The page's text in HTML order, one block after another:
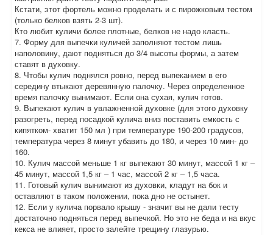
Кстати, этот фортель можно проделать и с пирожковым тестом
(только белков взять 2-3 шт).
Кто любит куличи более плотные, белков не надо класть.
7. Форму для выпечки куличей заполняют тестом лишь
наполовину, дают подняться до 3/4 высоты формы, а затем
ставят в духовку.
8. Чтобы кулич поднялся ровно, перед выпеканием в его
середину втыкают деревянную палочку. Через определенное
время палочку вынимают. Если она сухая, кулич готов.
9. Выпекают кулич в увлажненной духовке (для этого духовку
разогреть, перед посадкой кулича вниз поставить емкость с
кипятком- хватит 150 мл ) при температуре 190-200 градусов,
температура через 8 минут убавить до 180, и через 10 мин- до
160.
10. Кулич массой меньше 1 кг выпекают 30 минут, массой 1 кг –
45 минут, массой 1,5 кг – 1 час, массой 2 кг – 1,5 часа.
11. Готовый кулич вынимают из духовки, кладут на бок и
оставляют в таком положении, пока дно не остынет.
12. Если у кулича порвало крышу - значит вы не дали тесту
достаточно подняться перед выпечкой. Но это не беда и на вкус
кекса не влияет, просто залейте трещину глазурью.